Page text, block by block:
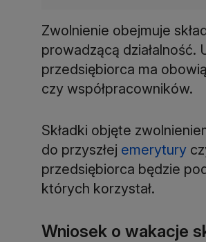
Zwolnienie obejmuje
prowadzącą działalność.
przedsiębiorca ma
czy współpracowników.
Składki objęte
do przyszłej emerytury
przedsiębiorca będzie
których korzystał.
Wniosek o wakacje